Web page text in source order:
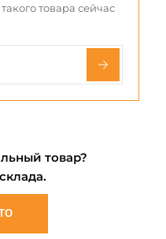
товара сейчас
товар?